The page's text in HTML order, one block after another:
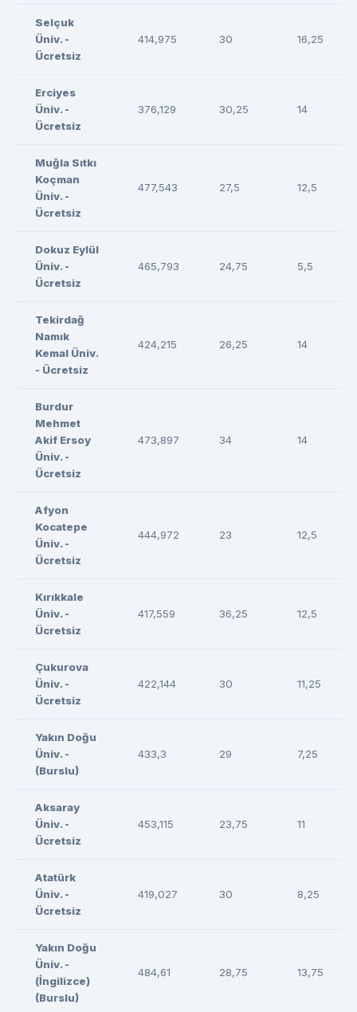
Selçuk
Üniv. -
Ücretsiz
414,975 30 16,25
Erciyes
Üniv. -
Ücretsiz
376,129 30,25 14
Muğla Sıtkı
Koçman
Üniv. -
Ücretsiz
477,543 27,5 12,5
Dokuz Eylül
Üniv. -
Ücretsiz
465,793 24,75 5,5
Tekirdağ
Namık
Kemal Üniv.
- Ücretsiz
424,215 26,25 14
Burdur
Mehmet
Akif Ersoy
Üniv. -
Ücretsiz
473,897 34 14
Afyon
Kocatepe
Üniv. -
Ücretsiz
444,972 23 12,5
Kırıkkale
Üniv. -
Ücretsiz
417,559 36,25 12,5
Çukurova
Üniv. -
Ücretsiz
422,144 30 11,25
Yakın Doğu
Üniv. -
(Burslu)
433,3 29 7,25
Aksaray
Üniv. -
Ücretsiz
453,115 23,75 11
Atatürk
Üniv. -
Ücretsiz
419,027 30 8,25
Yakın Doğu
Üniv. -
(İngilizce)
(Burslu)
484,61 28,75 13,75